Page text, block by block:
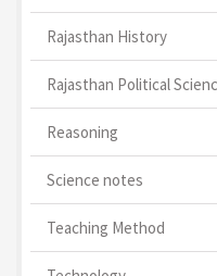
Rajasthan History
Rajasthan Political
Reasoning
Science notes
Teaching Method